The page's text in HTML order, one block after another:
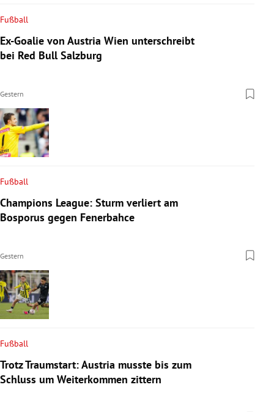
Fußball
Ex-Goalie von Austria Wien unterschreibt
bei Red Bull Salzburg
Gestern
Fußball
Champions League: Sturm verliert am
Bosporus gegen Fenerbahce
Gestern
Fußball
Trotz Traumstart: Austria musste bis zum
Schluss um Weiterkommen zittern